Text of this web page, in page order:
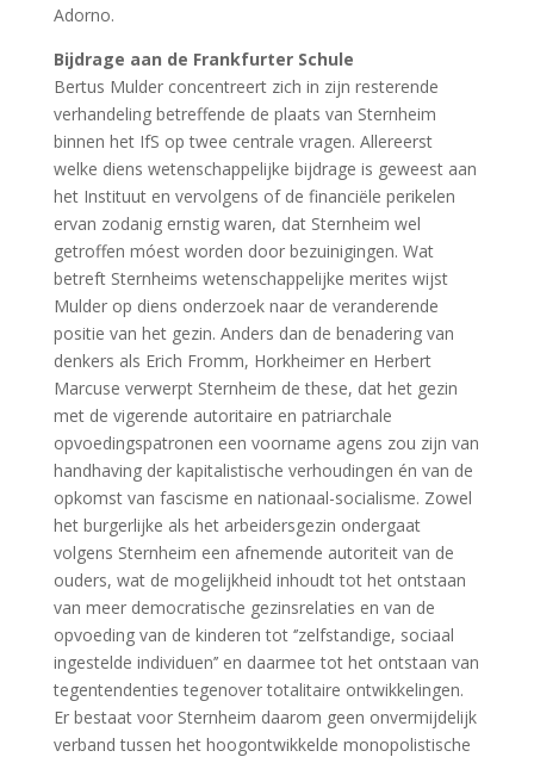
Adorno.
Bijdrage aan de Frankfurter Schule
Bertus Mulder concentreert zich in zijn resterende
verhandeling betreffende de plaats van Sternheim
binnen het IfS op twee centrale vragen. Allereerst
welke diens wetenschappelijke bijdrage is geweest aan
het Instituut en vervolgens of de financiële perikelen
ervan zodanig ernstig waren, dat Sternheim wel
getroffen móest worden door bezuinigingen. Wat
betreft Sternheims wetenschappelijke merites wijst
Mulder op diens onderzoek naar de veranderende
positie van het gezin. Anders dan de benadering van
denkers als Erich Fromm, Horkheimer en Herbert
Marcuse verwerpt Sternheim de these, dat het gezin
met de vigerende autoritaire en patriarchale
opvoedingspatronen een voorname agens zou zijn van
handhaving der kapitalistische verhoudingen én van de
opkomst van fascisme en nationaal-socialisme. Zowel
het burgerlijke als het arbeidersgezin ondergaat
volgens Sternheim een afnemende autoriteit van de
ouders, wat de mogelijkheid inhoudt tot het ontstaan
van meer democratische gezinsrelaties en van de
opvoeding van de kinderen tot ‘’zelfstandige, sociaal
ingestelde individuen’’ en daarmee tot het ontstaan van
tegentendenties tegenover totalitaire ontwikkelingen.
Er bestaat voor Sternheim daarom geen onvermijdelijk
verband tussen het hoogontwikkelde monopolistische